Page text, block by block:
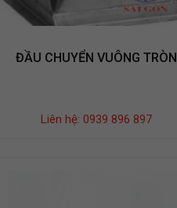
ĐẦU CHUYỂN VUÔNG TRÒN
Liên hệ: 0939 896 897